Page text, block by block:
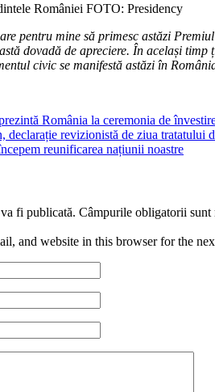
României FOTO: Presidency
pentru mine să primesc astăzi
dovadă de apreciere. În același
civic se manifestă astăzi în
reunificarea națiunii noastre
fi publicată. Câmpurile obligatorii sunt
and website in this browser for the